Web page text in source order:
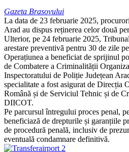
Gazeta Brasovului
La data de 23 februarie 2025,
Arad au dispus reținerea celor două
Ulterior, pe 24 februarie 2025,
arestare preventivă pentru 30 de zile
Operațiunea a beneficiat de sprijinul
de Combatere a Criminalității
Inspectoratului de Poliție Județean
specialitate a fost asigurat de Direcția
Română și de Serviciul Tehnic și de
DIICOT.
Pe parcursul întregului proces penal,
beneficiază de drepturile și garanțiile
de procedură penală, inclusiv de
eventuală condamnare definitivă.